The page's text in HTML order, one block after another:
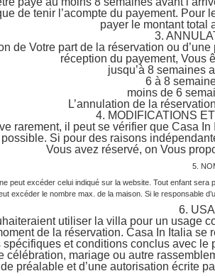
de tenir l’acompte du payement.
payer le montant total
3.
de Votre part de la réservation ou
réception du payement, Vous
jusqu’à 8 semaines
6 à 8
moins de 6
L’annulation de la
4. MODIFICATIONS
rarement, il peut se vérifier que Casa
Si pour des raisons
Vous avez réservé, on Vous
5.
peut excéder celui indiqué sur la website. Tout enfant sera
excéder le nombre max. de la maison. Si le responsable
6.
utiliser la villa pour un usage
de la réservation. Casa In Italia se
spécifiques et conditions conclus avec le
célébration, mariage ou autre
préalable et d’une autorisation écrite